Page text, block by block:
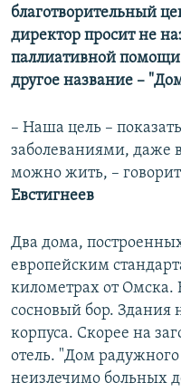
благотворительный
директор просит не
паллиативной
другое название –
– Наша цель –
заболеваниями, даже
можно жить, –
Евстигнеев
Два дома,
европейским
километрах от Омска.
сосновый бор.
корпуса. Скорее на
отель. "Дом
неизлечимо больных